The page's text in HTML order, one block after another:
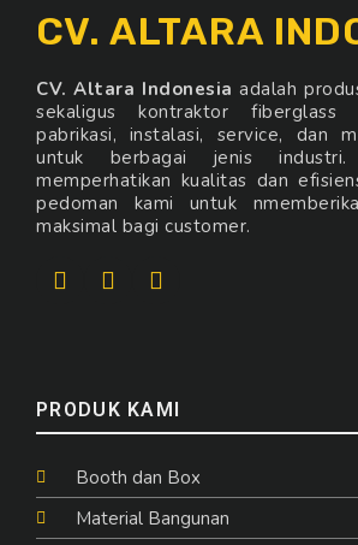
CV. ALTARA
CV. Altara Indonesia adalah
sekaligus kontraktor fiberglass
pabrikasi, instalasi, service, dan
untuk berbagai jenis
memperhatikan kualitas dan
pedoman kami untuk
maksimal bagi customer.
PRODUK KAMI
Booth dan Box
Material Bangunan